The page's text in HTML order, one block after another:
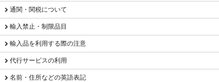
通関・関税について
輸入禁止・制限品目
輸入品を利用する際の注意
代行サービスの利用
名前・住所などの英語表記